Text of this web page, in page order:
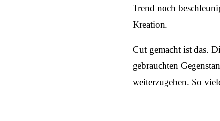
Trend noch
Kreation.
Gut gemacht ist das.
gebrauchten
weiterzugeben. So